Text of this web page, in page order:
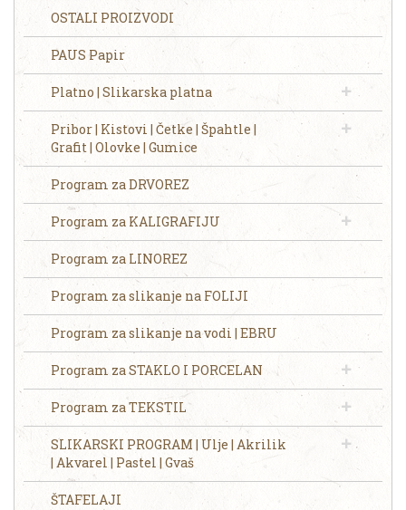
OSTALI PROIZVODI
PAUS Papir
Platno | Slikarska platna
Pribor | Kistovi | Četke | Špahtle |
Grafit | Olovke | Gumice
Program za DRVOREZ
Program za KALIGRAFIJU
Program za LINOREZ
Program za slikanje na FOLIJI
Program za slikanje na vodi | EBRU
Program za STAKLO I PORCELAN
Program za TEKSTIL
SLIKARSKI PROGRAM | Ulje | Akrilik
| Akvarel | Pastel | Gvaš
ŠTAFELAJI